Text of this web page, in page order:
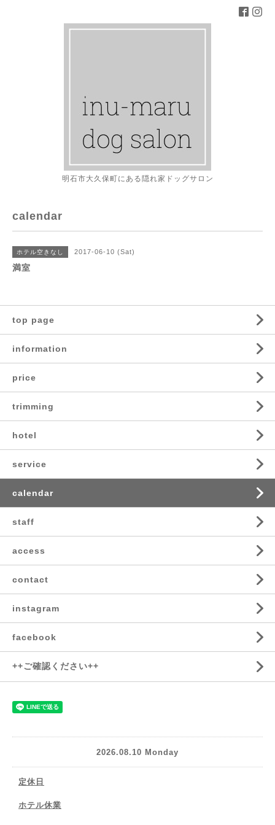
明石市大久保町にある隠れ家ドッグサロン
calendar
ホテル空きなし 2017-06-10 (Sat)
満室
top page
information
price
trimming
hotel
service
calendar
staff
access
contact
instagram
facebook
++ご確認ください++
2026.08.10 Monday
定休日
ホテル休業